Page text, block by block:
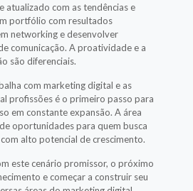
atualizado com as tendências e
portfólio com resultados
networking e desenvolver
comunicação. A proatividade e a
são diferenciais.
com marketing digital e as
profissões é o primeiro passo para
em constante expansão. A área
oportunidades para quem busca
alto potencial de crescimento.
este cenário promissor, o próximo
e começar a construir seu